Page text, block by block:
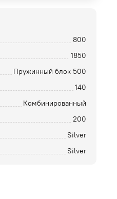
800
1850
Пружинный блок 500
140
Комбинированный
200
Silver
Silver